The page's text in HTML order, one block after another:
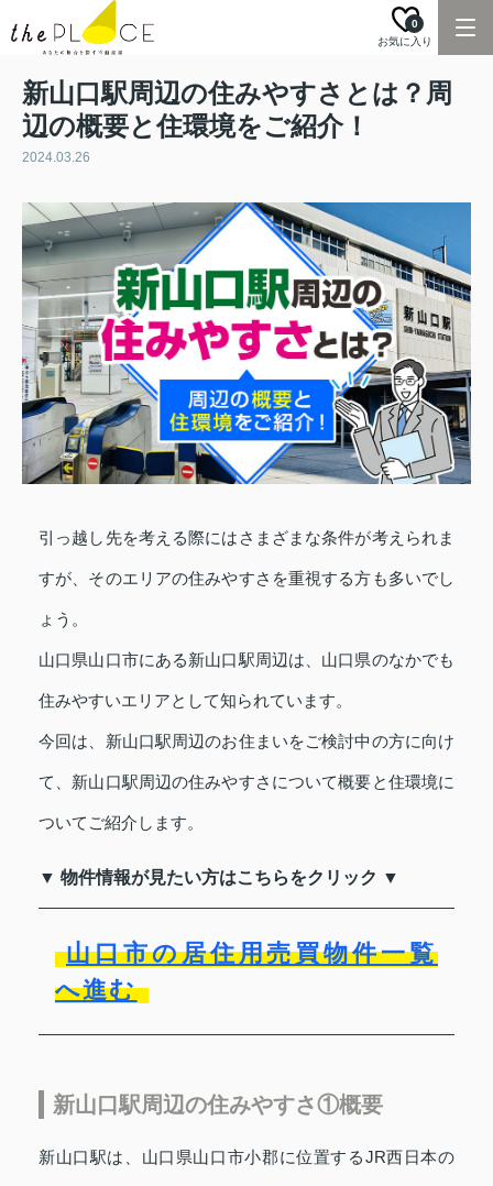
お気に入り
0
新山口駅周辺の住みやすさとは？周
辺の概要と住環境をご紹介！
2024.03.26
引っ越し先を考える際にはさまざまな条件が考えられま
すが、そのエリアの住みやすさを重視する方も多いでし
ょう。
山口県山口市にある新山口駅周辺は、山口県のなかでも
住みやすいエリアとして知られています。
今回は、新山口駅周辺のお住まいをご検討中の方に向け
て、新山口駅周辺の住みやすさについて概要と住環境に
ついてご紹介します。
▼ 物件情報が見たい方はこちらをクリック ▼
山口市の居住用売買物件一覧
へ進む
新山口駅周辺の住みやすさ①概要
新山口駅は、山口県山口市小郡に位置するJR西日本の